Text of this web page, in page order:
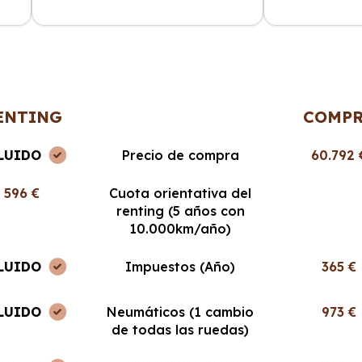
Precio de compra 60.792
596 €
Cuota orientativa del
renting (5 años con
10.000km/año)
Impuestos (Año) 365 €
Neumáticos (1 cambio
de todas las ruedas)
973 €